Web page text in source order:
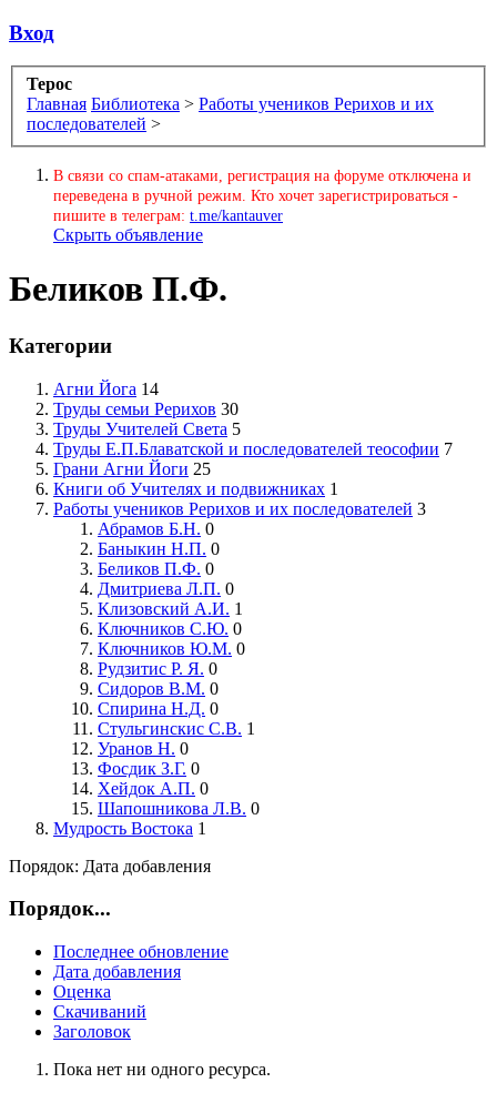
Вход
Терос
Главная Библиотека > Работы учеников Рерихов и их
последователей >
В связи со спам-атаками, регистрация на форуме отключена и
переведена в ручной режим. Кто хочет зарегистрироваться -
пишите в телеграм: t.me/kantauver
Скрыть объявление
Беликов П.Ф.
Категории
Агни Йога 14
Труды семьи Рерихов 30
Труды Учителей Света 5
Труды Е.П.Блаватской и последователей теософии 7
Грани Агни Йоги 25
Книги об Учителях и подвижниках 1
Работы учеников Рерихов и их последователей 3
Абрамов Б.Н. 0
Баныкин Н.П. 0
Беликов П.Ф. 0
Дмитриева Л.П. 0
Клизовский А.И. 1
Ключников С.Ю. 0
Ключников Ю.М. 0
Рудзитис Р. Я. 0
Сидоров В.М. 0
Спирина Н.Д. 0
Стульгинскис С.В. 1
Уранов Н. 0
Фосдик З.Г. 0
Хейдок А.П. 0
Шапошникова Л.В. 0
Мудрость Востока 1
Порядок: Дата добавления
Порядок...
Последнее обновление
Дата добавления
Оценка
Скачиваний
Заголовок
Пока нет ни одного ресурса.